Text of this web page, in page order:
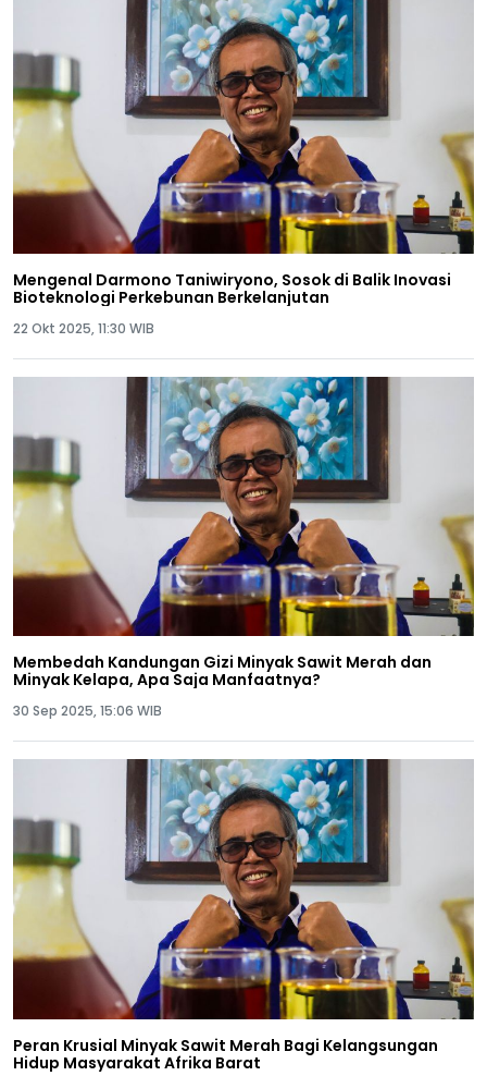
Mengenal Darmono Taniwiryono, Sosok di Balik Inovasi
Bioteknologi Perkebunan Berkelanjutan
22 Okt 2025, 11:30 WIB
Membedah Kandungan Gizi Minyak Sawit Merah dan
Minyak Kelapa, Apa Saja Manfaatnya?
30 Sep 2025, 15:06 WIB
Peran Krusial Minyak Sawit Merah Bagi Kelangsungan
Hidup Masyarakat Afrika Barat